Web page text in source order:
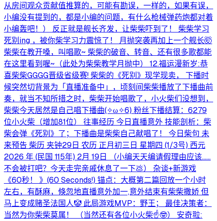
从房间观众贡献值推算的，可能有勘误，一样的，如果有误，
小编没有提到的，都是小编的问题，有什么枪械弹药炮都对着
小编轰吧！） 反正就是舰长齐发，让柴柴吓到了！ 柴柴学习
死别ing ，被你柴学习力震惊了！ 月抛突袭再加上一个舰长🤯
柴柴在教开嗓，叫唱歌~ 柴柴的破音、转音、还有很多歌都能
在这里看到喔~（此处为柴柴教学月抛中） 12.福运漫新岁:恭
喜柴柴GGGG晋级省级赛! 柴柴的《死别》现学现卖， 下播时
候突然切背景为「直播准备中」，顷刻间柴柴播放了下播曲前
奏，就当不知所措之时，柴柴开始唱歌了，小火柴们没想到，
柴柴今天居然是自己唱下播曲(⁠⁠✧⁠ω⁠✧6⁠)⁠ 粉丝下播结算：6279
位小火柴（增加81位） 往事经历 今日直播意外 技能剖析：柴
柴会弹《死别》了；下播曲是柴柴自己献唱了！ 今日柴句 未
来预告 柴历 夹钟29日 农历 正月初三日 星期四 (1/3号) 西元
2026 年 (民国 115年) 2月 19日 （小编天天编请假理由应该……
不会被打吧？今天走完亲戚休息了一下💩） 杂谈+新游戏
《60秒！ 》(60 Seconds!) 锚点：大概第二篇回放一个小时
左右，有酥麻，倏忽地直播意外加一,意外结束有柴柴撒娇 但
马上变成赌圣法国人🤡 此局游戏MVP：野王； 最佳决策者：
当然为你柴柴莫属！ （当然还有各位小火柴☝️🤓） 安奇翋: